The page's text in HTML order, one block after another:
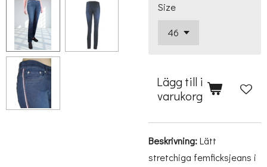
Size
Lägg till i
varukorg
Beskrivning:Lätt
stretchiga femficksjeans i